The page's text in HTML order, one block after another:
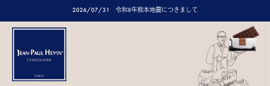
2026/07/31 令和8年熊本地震につきまして